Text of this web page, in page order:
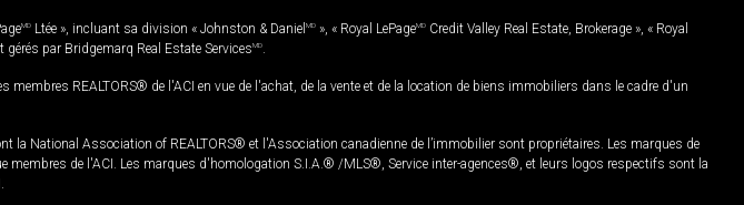
MD Ltée », incluant sa division « Johnston & Daniel MD », « Royal LePageMD Credit Valley Real Estate, Brokerage », « Royal
par Bridgemarq Real Estate ServicesMD
REALTORS® de l'ACI en vue de l'achat, de la vente et de la location de biens immobiliers dans le cadre d'un
la National Association of REALTORS® et l'Association canadienne de l’immobilier sont propriétaires. Les marques de
de l'ACI. Les marques d'homologation S.I.A.® /MLS®, Service inter-agences®, et leurs logos respectifs sont la